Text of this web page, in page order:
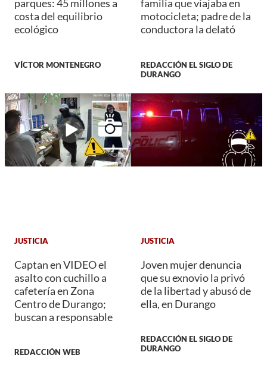
parques: 45 millones a
costa del equilibrio
ecológico
VÍCTOR MONTENEGRO
familia que viajaba en
motocicleta; padre de la
conductora la delató
REDACCIÓN EL SIGLO DE
DURANGO
JUSTICIA
Captan en VIDEO el
asalto con cuchillo a
cafetería en Zona
Centro de Durango;
buscan a responsable
REDACCIÓN WEB
JUSTICIA
Joven mujer denuncia
que su exnovio la privó
de la libertad y abusó de
ella, en Durango
REDACCIÓN EL SIGLO DE
DURANGO